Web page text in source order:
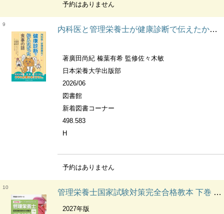
予約はありません
9
内科医と管理栄養士が健康診断で伝えたかった食事の話
著廣田尚紀 榛葉有希 監修佐々木敏
日本栄養大学出版部
2026/06
図書館
新着図書コーナー
498.583
H
予約はありません
10
管理栄養士国家試験対策完全合格教本 下巻 社会・環境/食べ物と健康 栄養教育論/公衆栄養学 給食経営管理論 オープンセサミシリーズ
2027年版